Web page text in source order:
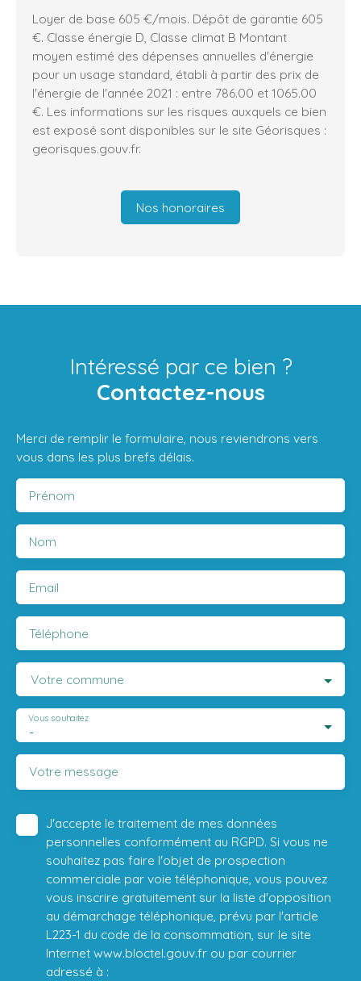
Loyer de base 605 €/mois. Dépôt de garantie 605
€. Classe énergie D, Classe climat B Montant
moyen estimé des dépenses annuelles d'énergie
pour un usage standard, établi à partir des prix de
l'énergie de l'année 2021 : entre 786.00 et 1065.00
€. Les informations sur les risques auxquels ce bien
est exposé sont disponibles sur le site Géorisques :
georisques.gouv.fr.
Nos honoraires
Intéressé par ce bien ?
Contactez-nous
Merci de remplir le formulaire, nous reviendrons vers
vous dans les plus brefs délais.
Prénom
Nom
Email
Téléphone
Votre commune
-
Vous souhaitez
Votre message
J'accepte le traitement de mes données
personnelles conformément au RGPD. Si vous ne
souhaitez pas faire l'objet de prospection
commerciale par voie téléphonique, vous pouvez
vous inscrire gratuitement sur la liste d'opposition
au démarchage téléphonique, prévu par l'article
L223-1 du code de la consommation, sur le site
Internet www.bloctel.gouv.fr ou par courrier
adressé à :